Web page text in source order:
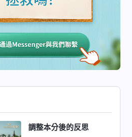
調整本分後的反思